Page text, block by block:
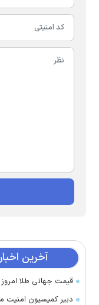
آخرین اخبار
قیمت جهانی طلا امروز ۱۴۰۵/۰۵/۱۵
دبیر کمیسیون امنیت